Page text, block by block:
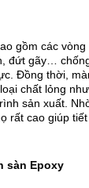
gồm các
đứt gãy…
Đồng thời,
chất lỏng
sản xuất.
rất cao giúp
sàn Epoxy